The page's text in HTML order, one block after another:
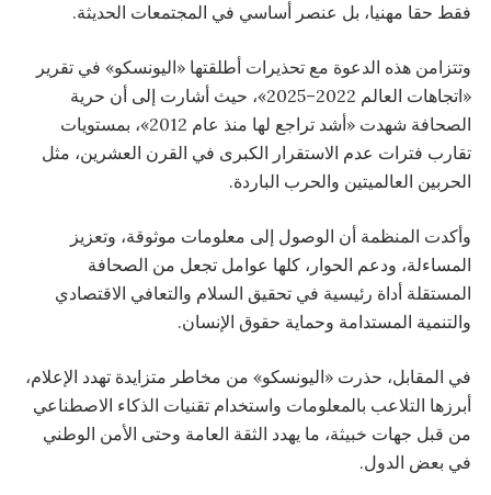
فقط حقا مهنيا، بل عنصر أساسي في المجتمعات الحديثة.
وتتزامن هذه الدعوة مع تحذيرات أطلقتها «اليونسكو» في تقرير
«اتجاهات العالم 2022–2025»، حيث أشارت إلى أن حرية
الصحافة شهدت «أشد تراجع لها منذ عام 2012»، بمستويات
تقارب فترات عدم الاستقرار الكبرى في القرن العشرين، مثل
الحربين العالميتين والحرب الباردة.
وأكدت المنظمة أن الوصول إلى معلومات موثوقة، وتعزيز
المساءلة، ودعم الحوار، كلها عوامل تجعل من الصحافة
المستقلة أداة رئيسية في تحقيق السلام والتعافي الاقتصادي
والتنمية المستدامة وحماية حقوق الإنسان.
في المقابل، حذرت «اليونسكو» من مخاطر متزايدة تهدد الإعلام،
أبرزها التلاعب بالمعلومات واستخدام تقنيات الذكاء الاصطناعي
من قبل جهات خبيثة، ما يهدد الثقة العامة وحتى الأمن الوطني
في بعض الدول.